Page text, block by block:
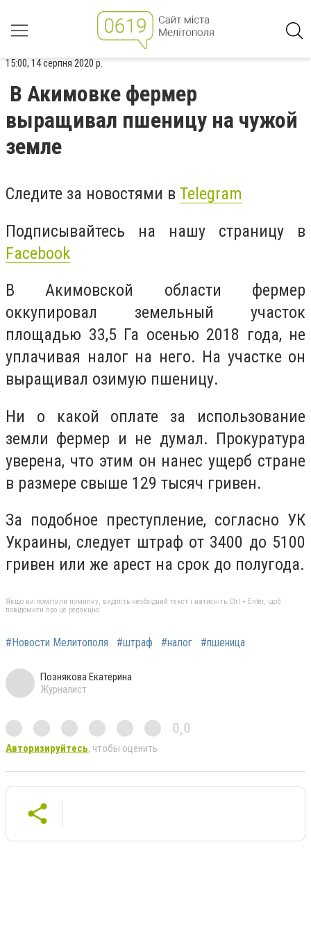
15:00, 14 серпня 2020 р.
В Акимовке фермер
выращивал пшеницу на чужой
земле
Следите за новостями в Telegram
Подписывайтесь на нашу страницу в
Facebook
В Акимовской области фермер
оккупировал земельный участок
площадью 33,5 Га осенью 2018 года, не
уплачивая налог на него. На участке он
выращивал озимую пшеницу.
Ни о какой оплате за использование
земли фермер и не думал. Прокуратура
уверена, что этим он нанес ущерб стране
в размере свыше 129 тысяч гривен.
За подобное преступление, согласно УК
Украины, следует штраф от 3400 до 5100
гривен или же арест на срок до полугода.
Якщо ви помітили помилку, виділіть необхідний текст і натисніть Ctrl + Enter, щоб
повідомити про це редакцію
#Новости Мелитополя #штраф #налог #пшеница
Познякова Екатерина
Журналист
0,0
Авторизируйтесь, чтобы оценить